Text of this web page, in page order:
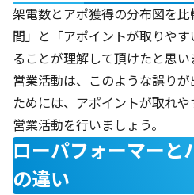
架電数とアポ獲得の分布図を
間」と「アポイントが取りや
ることが理解して頂けたと思
営業活動は、このような誤り
ためには、アポイントが取れ
営業活動を行いましょう。
ローパフォーマーと
の違い